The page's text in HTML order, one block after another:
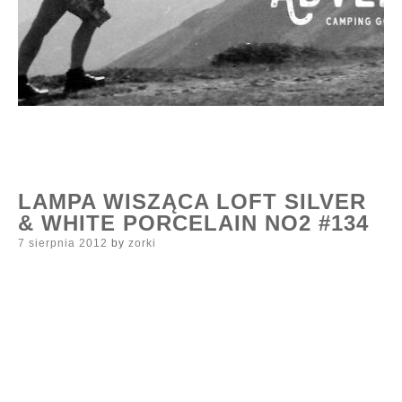
LAMPA WISZĄCA LOFT SILVER
& WHITE PORCELAIN NO2 #134
Posted
7 sierpnia 2012 by zorki